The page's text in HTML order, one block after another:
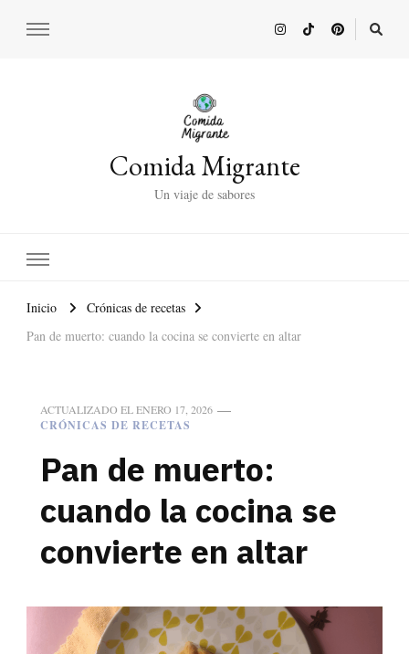
Comida Migrante
Un viaje de sabores
Inicio
Crónicas de recetas
Pan de muerto: cuando la cocina se convierte en altar
ACTUALIZADO ELENERO 17, 2026
CRÓNICAS DE RECETAS
Pan de muerto:
cuando la cocina se
convierte en altar